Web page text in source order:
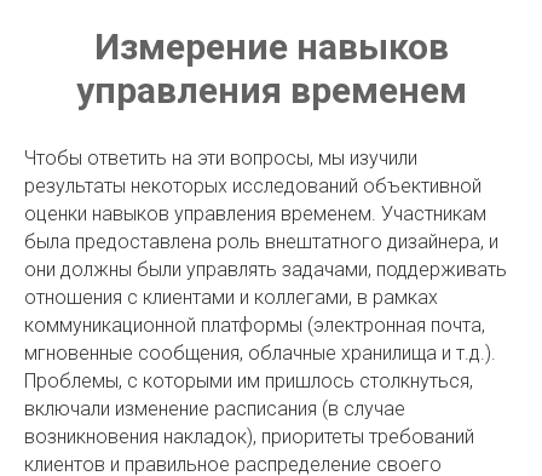
Измерение навыков
управления временем
Чтобы ответить на эти вопросы, мы изучили
результаты некоторых исследований объективной
оценки навыков управления временем. Участникам
была предоставлена роль внештатного дизайнера, и
они должны были управлять задачами, поддерживать
отношения с клиентами и коллегами, в рамках
коммуникационной платформы (электронная почта,
мгновенные сообщения, облачные хранилища и т.д.).
Проблемы, с которыми им пришлось столкнуться,
включали изменение расписания (в случае
возникновения накладок), приоритеты требований
клиентов и правильное распределение своего